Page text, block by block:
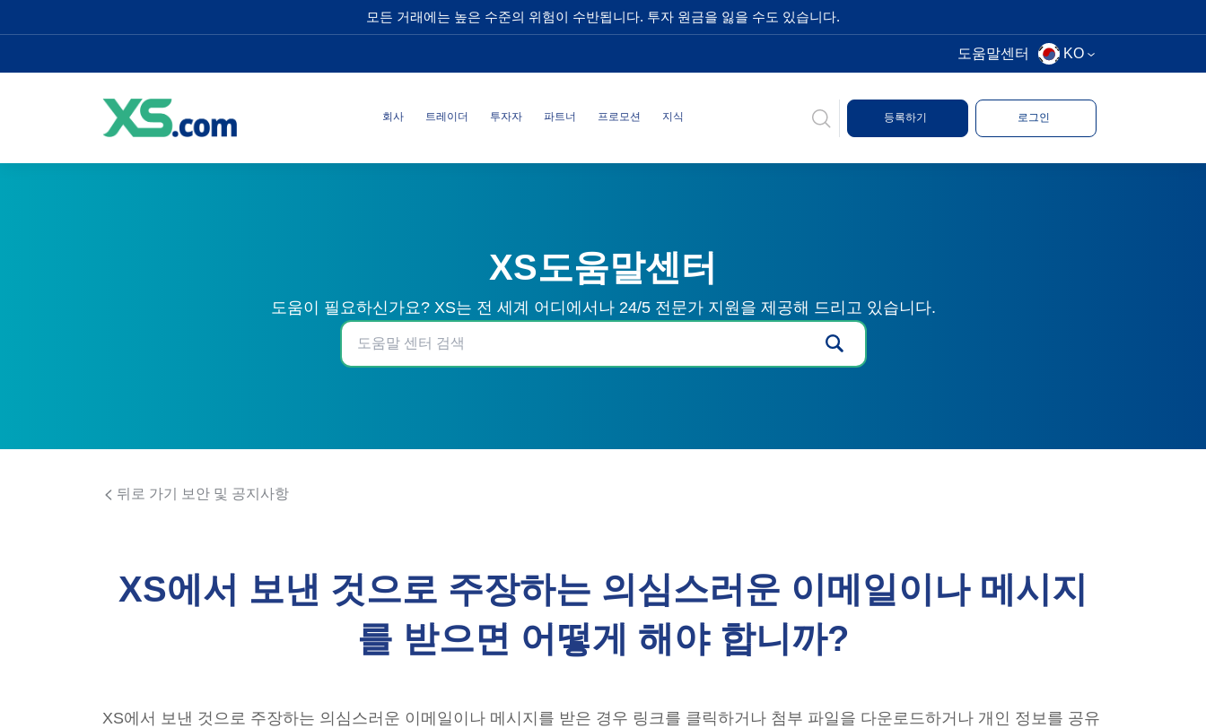
모든 거래에는 높은 수준의 위험이 수반됩니다. 투자 원금을 잃을 수도 있습니다.
도움말센터 KO
회사 트레이더 투자자 파트너 프로모션 지식 등록하기 로그인
XS도움말센터
도움이 필요하신가요? XS는 전 세계 어디에서나 24/5 전문가 지원을 제공해 드리고 있습니다.
뒤로 가기 보안 및 공지사항
XS에서 보낸 것으로 주장하는 의심스러운 이메일이나 메시지
를 받으면 어떻게 해야 합니까?
XS에서 보낸 것으로 주장하는 의심스러운 이메일이나 메시지를 받은 경우 링크를 클릭하거나 첨부 파일을 다운로드하거나 개인 정보를 공유